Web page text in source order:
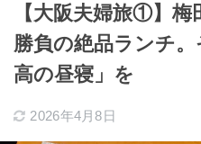
【大阪夫婦旅①】
勝負の絶品ランチ
高の昼寝」を
2026年4月8日